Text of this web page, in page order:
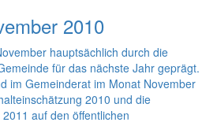
2010
hauptsächlich durch die
für das nächste Jahr geprägt.
im Gemeinderat im Monat November
2010 und die
auf den öffentlichen